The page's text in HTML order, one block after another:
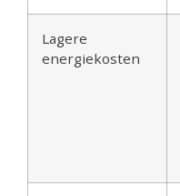
Lagere
energiekosten